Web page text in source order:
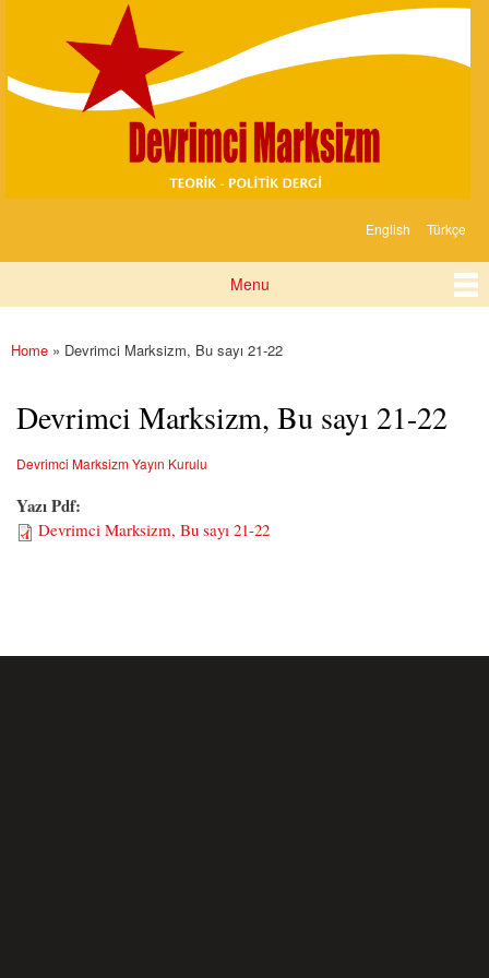
content
Marksizm
English Türkçe
Menu
You are here
Home » Devrimci Marksizm, Bu sayı 21-22
Devrimci Marksizm, Bu sayı 21-22
Devrimci Marksizm Yayın Kurulu
Yazı Pdf:
Devrimci Marksizm, Bu sayı 21-22